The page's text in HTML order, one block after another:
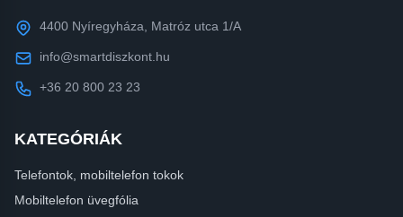
4400 Nyíregyháza, Matróz utca 1/A
info@smartdiszkont.hu
+36 20 800 23 23
KATEGÓRIÁK
Telefontok, mobiltelefon tokok
Mobiltelefon üvegfólia